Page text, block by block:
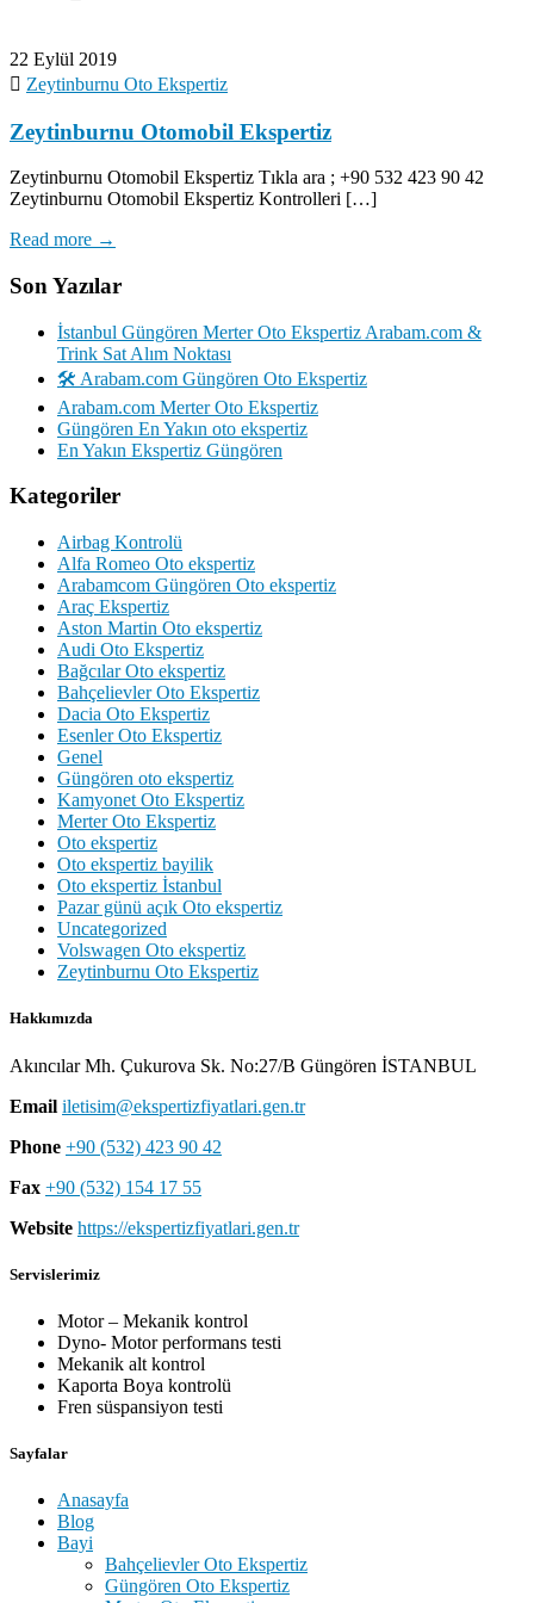
22 Eylül 2019
Zeytinburnu Oto Ekspertiz
Zeytinburnu Otomobil Ekspertiz
Zeytinburnu Otomobil Ekspertiz Tıkla ara ; +90 532 423 90 42
Zeytinburnu Otomobil Ekspertiz Kontrolleri […]
Read more →
Son Yazılar
İstanbul Güngören Merter Oto Ekspertiz Arabam.com &
Trink Sat Alım Noktası
🛠️ Arabam.com Güngören Oto Ekspertiz
Arabam.com Merter Oto Ekspertiz
Güngören En Yakın oto ekspertiz
En Yakın Ekspertiz Güngören
Kategoriler
Airbag Kontrolü
Alfa Romeo Oto ekspertiz
Arabamcom Güngören Oto ekspertiz
Araç Ekspertiz
Aston Martin Oto ekspertiz
Audi Oto Ekspertiz
Bağcılar Oto ekspertiz
Bahçelievler Oto Ekspertiz
Dacia Oto Ekspertiz
Esenler Oto Ekspertiz
Genel
Güngören oto ekspertiz
Kamyonet Oto Ekspertiz
Merter Oto Ekspertiz
Oto ekspertiz
Oto ekspertiz bayilik
Oto ekspertiz İstanbul
Pazar günü açık Oto ekspertiz
Uncategorized
Volswagen Oto ekspertiz
Zeytinburnu Oto Ekspertiz
Hakkımızda
Akıncılar Mh. Çukurova Sk. No:27/B Güngören İSTANBUL
Email iletisim@ekspertizfiyatlari.gen.tr
Phone +90 (532) 423 90 42
Fax +90 (532) 154 17 55
Website https://ekspertizfiyatlari.gen.tr
Servislerimiz
Motor – Mekanik kontrol
Dyno- Motor performans testi
Mekanik alt kontrol
Kaporta Boya kontrolü
Fren süspansiyon testi
Sayfalar
Anasayfa
Blog
Bayi
Bahçelievler Oto Ekspertiz
Güngören Oto Ekspertiz